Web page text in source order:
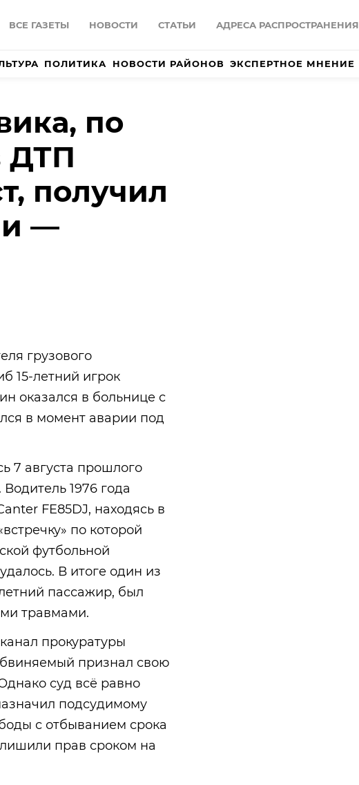
ВСЕ ГАЗЕТЫ НОВОСТИ СТАТЬИ АДРЕСА РАСПРОСТРАНЕНИЯ
ПОЛИТИКА НОВОСТИ РАЙОНОВ ЭКСПЕРТНОЕ МНЕНИЕ
по
ДТП
получил
—
грузового
15-летний игрок
оказался в больнице с
в момент аварии под
7 августа прошлого
1976 года
FE85DJ, находясь в
по которой
футбольной
В итоге один из
пассажир, был
травмами.
прокуратуры
признал свою
суд всё равно
подсудимому
с отбыванием срока
прав сроком на